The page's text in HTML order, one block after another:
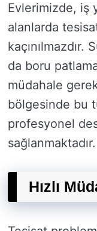
Evlerimizde, iş
alanlarda
kaçınılmazdır.
da boru
müdahale
bölgesinde bu
profesyonel
sağlanmaktadır.
Hızlı